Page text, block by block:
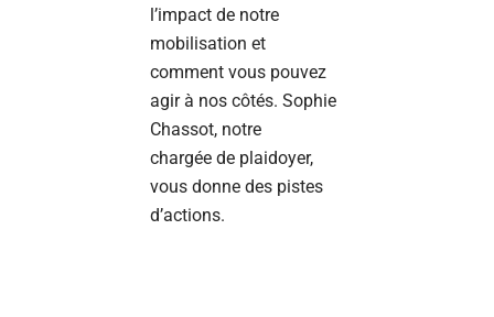
l’impact de notre
mobilisation et
comment vous pouvez
agir à nos côtés. Sophie
Chassot, notre
chargée de plaidoyer,
vous donne des pistes
d’actions.